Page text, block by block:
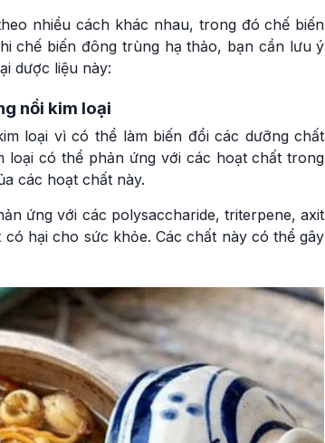
nhiều cách khác nhau, trong đó chế biến
chế biến đông trùng hạ thảo, bạn cần lưu ý
dược liệu này:
nồi kim loại
loại vì có thể làm biến đổi các dưỡng chất
loại có thể phản ứng với các hoạt chất trong
các hoạt chất này.
ứng với các polysaccharide, triterpene, axit
hại cho sức khỏe. Các chất này có thể gây